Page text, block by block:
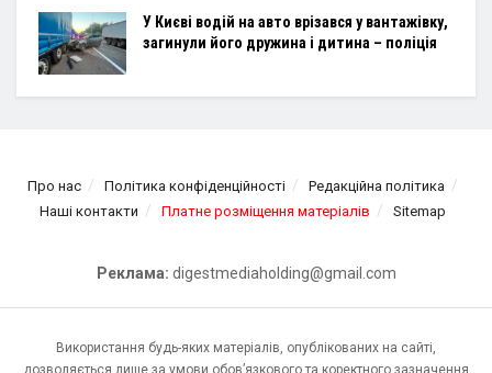
У Києві водій на авто врізався у вантажівку,
загинули його дружина і дитина – поліція
Про нас Політика конфіденційності
Редакційна політика
Наші контакти
Платне розміщення матеріалів Sitemap
Реклама: digestmediaholding@gmail.com
Використання будь-яких матеріалів, опублікованих на сайті,